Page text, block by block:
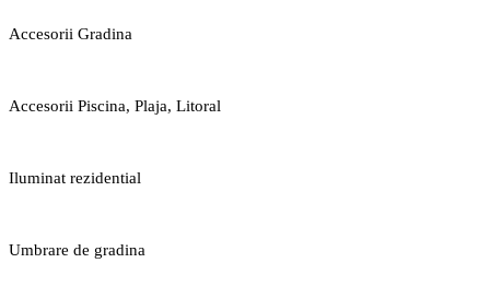
Accesorii Gradina
Accesorii Piscina, Plaja, Litoral
Iluminat rezidential
Umbrare de gradina